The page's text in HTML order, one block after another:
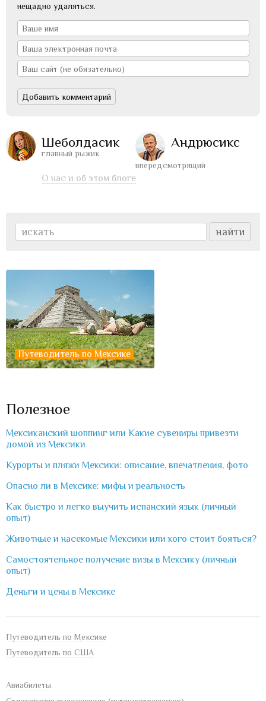
нещадно удаляться.
Шеболдасик
главный рыжик
Андрюсикс
впередсмотрящий
О нас и об этом блоге
Путеводитель по Мексике
Полезное
Мексиканский шоппинг или Какие сувениры привезти
домой из Мексики
Курорты и пляжи Мексики: описание, впечатления, фото
Опасно ли в Мексике: мифы и реальность
Как быстро и легко выучить испанский язык (личный
опыт)
Животные и насекомые Мексики или кого стоит бояться?
Самостоятельное получение визы в Мексику (личный
опыт)
Деньги и цены в Мексике
Путеводитель по Мексике
Путеводитель по США
Авиабилеты